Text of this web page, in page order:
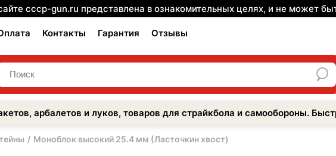
cccp-gun.ru представлена в ознакомительных целях, и не может
Контакты Гарантия Отзывы
арбалетов и луков, товаров для страйкбола и самообороны.
Моноблок высокий 25.4 мм (Ласточкин хвост)